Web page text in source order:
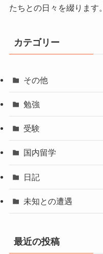
たちとの日々を綴ります。
カテゴリー
その他
勉強
受験
国内留学
日記
未知との遭遇
最近の投稿